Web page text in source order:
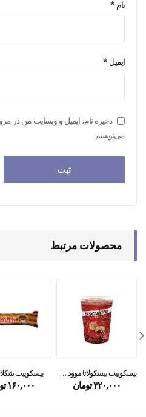
نام *
ایمیل *
ذخیره نام، ایمیل و وبسایت من در
می‌نویسم.
محصولات مرتبط
بیسکوییت بیسکولاتا موود شکلاتی لیوانی – biscolata mood
۳۲۰,۰۰۰تومان
بیسکوییت
۱۶۰,۰۰۰